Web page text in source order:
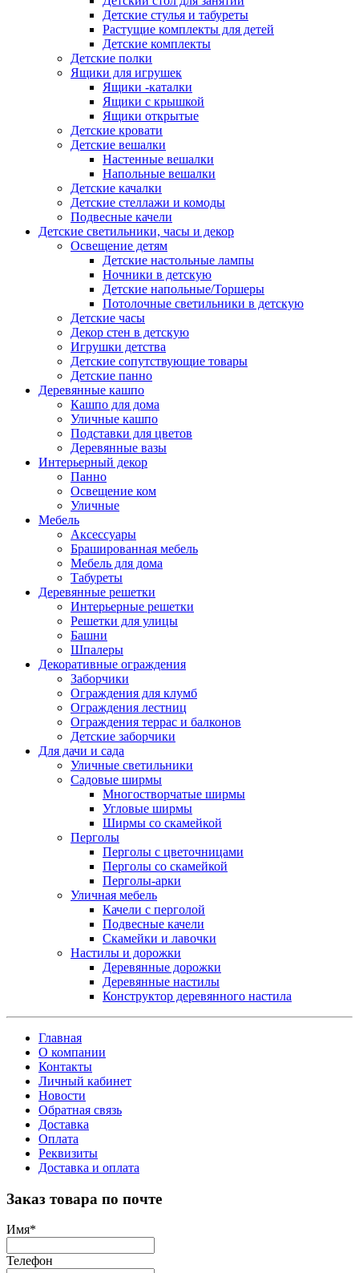
Детские стулья и табуреты
Растущие комплекты для детей
Детские комплекты
Детские полки
Ящики для игрушек
Ящики -каталки
Ящики с крышкой
Ящики открытые
Детские кровати
Детские вешалки
Настенные вешалки
Напольные вешалки
Детские качалки
Детские стеллажи и комоды
Подвесные качели
Детские светильники, часы и декор
Освещение детям
Детские настольные лампы
Ночники в детскую
Детские напольные/Торшеры
Потолочные светильники в детскую
Детские часы
Декор стен в детскую
Игрушки детства
Детские сопутствующие товары
Детские панно
Деревянные кашпо
Кашпо для дома
Уличные кашпо
Подставки для цветов
Деревянные вазы
Интерьерный декор
Панно
Освещение ком
Уличные
Мебель
Аксессуары
Брашированная мебель
Мебель для дома
Табуреты
Деревянные решетки
Интерьерные решетки
Решетки для улицы
Башни
Шпалеры
Декоративные ограждения
Заборчики
Ограждения для клумб
Ограждения лестниц
Ограждения террас и балконов
Детские заборчики
Для дачи и сада
Уличные светильники
Садовые ширмы
Многостворчатые ширмы
Угловые ширмы
Ширмы со скамейкой
Перголы
Перголы с цветочницами
Перголы со скамейкой
Перголы-арки
Уличная мебель
Качели с перголой
Подвесные качели
Скамейки и лавочки
Настилы и дорожки
Деревянные дорожки
Деревянные настилы
Конструктор деревянного настила
Главная
О компании
Контакты
Личный кабинет
Новости
Обратная связь
Доставка
Оплата
Реквизиты
Доставка и оплата
Заказ товара по почте
Имя*
Телефон